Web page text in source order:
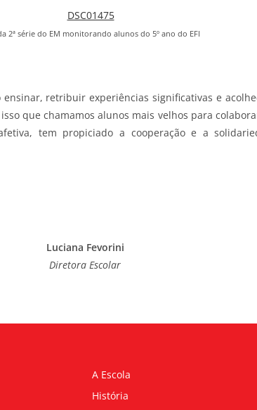
2ª série do EM monitorando alunos do 5º ano do EFI
retribuir experiências significativas e
que chamamos alunos mais velhos para
tem propiciado a cooperação e a
Luciana Fevorini
Diretora Escolar
A Escola
História